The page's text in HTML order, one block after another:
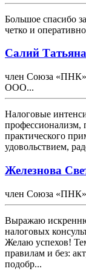
Большое спасибо
четко и
Салий Татьяна
член Союза «ПНК»
ООО...
Налоговые
профессионализм,
практического
удовольствием,
Железнова
член Союза
Выражаю
налоговых
Желаю успехов!
правилам и без:
подобр...